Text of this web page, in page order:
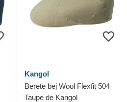
Kangol
Berete bej Wool Flexfit 504
Taupe de Kangol